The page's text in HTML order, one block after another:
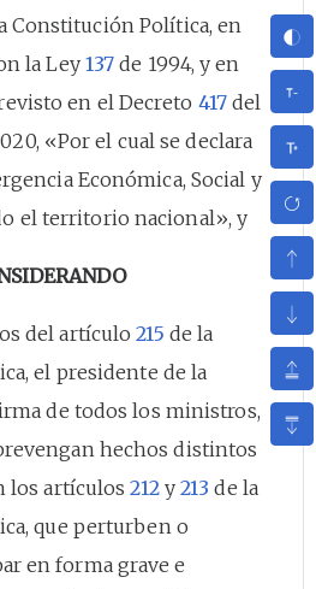
Constitución Política, en
la Ley 137 de 1994, y en
en el Decreto 417del
«Por el cual se declara
Económica, Social y
el territorio nacional», y
del artículo215 de la
el presidente de la
de todos los ministros,
hechos distintos
los artículos212y213 de la
que perturben o
en forma grave e